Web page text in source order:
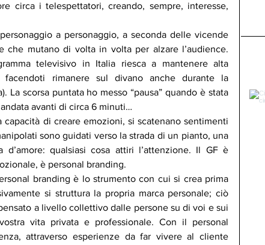
circa i telespettatori, creando, sempre, interesse,
a personaggio, a seconda delle vicende
che mutano di volta in volta per alzare l’audience.
televisivo in Italia riesca a mantenere alta
facendoti rimanere sul divano anche durante la
La scorsa puntata ho messo “pausa” quando è stata
avanti di circa 6 minuti…
capacità di creare emozioni, si scatenano sentimenti
sono guidati verso la strada di un pianto, una
d’amore: qualsiasi cosa attiri l’attenzione. Il GF è
è personal branding.
branding è lo strumento con cui si crea prima
si struttura la propria marca personale; ciò
a livello collettivo dalle persone su di voi e sui
vita privata e professionale. Con il personal
attraverso esperienze da far vivere al cliente